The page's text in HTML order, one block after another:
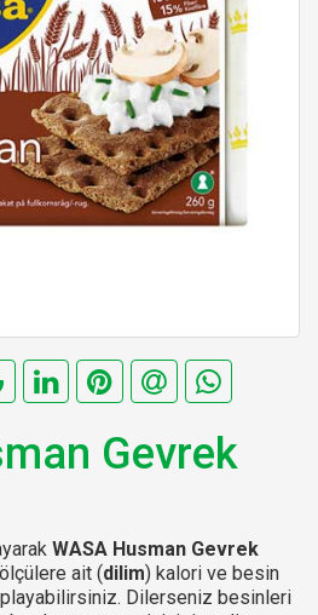
Gevrek
WASA Husman Gevrek
ait (dilim) kalori ve besin
Dilerseniz besinleri